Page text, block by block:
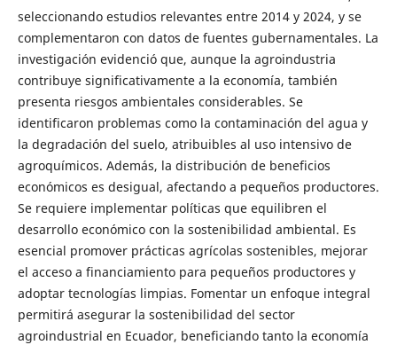
seleccionando estudios relevantes entre 2014 y 2024, y se
complementaron con datos de fuentes gubernamentales. La
investigación evidenció que, aunque la agroindustria
contribuye significativamente a la economía, también
presenta riesgos ambientales considerables. Se
identificaron problemas como la contaminación del agua y
la degradación del suelo, atribuibles al uso intensivo de
agroquímicos. Además, la distribución de beneficios
económicos es desigual, afectando a pequeños productores.
Se requiere implementar políticas que equilibren el
desarrollo económico con la sostenibilidad ambiental. Es
esencial promover prácticas agrícolas sostenibles, mejorar
el acceso a financiamiento para pequeños productores y
adoptar tecnologías limpias. Fomentar un enfoque integral
permitirá asegurar la sostenibilidad del sector
agroindustrial en Ecuador, beneficiando tanto la economía